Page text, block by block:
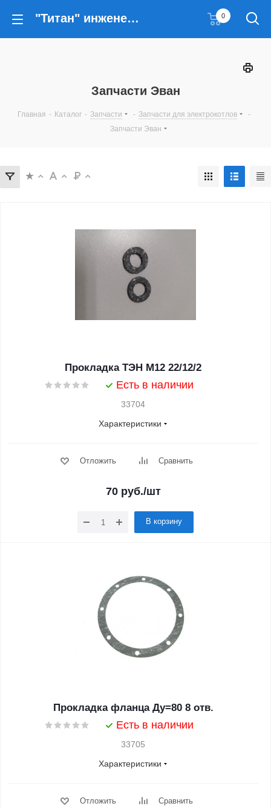
"Титан" инженерные решения 0
Запчасти Эван
Главная - Каталог - Запчасти - Запчасти для электрокотлов
-
Запчасти Эван
Прокладка ТЭН M12 22/12/2
Есть в наличии
33704
Характеристики
Отложить Сравнить
70 руб./шт
В корзину
Прокладка фланца Ду=80 8 отв.
Есть в наличии
33705
Характеристики
Отложить Сравнить